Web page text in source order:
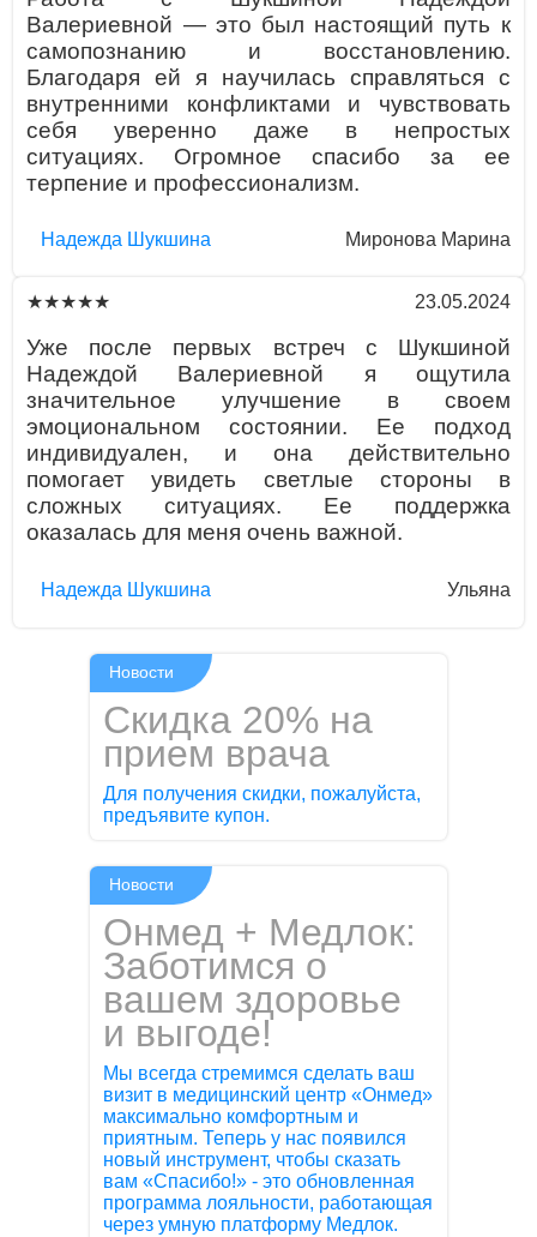
Валериевной — это был настоящий путь к
самопознанию и восстановлению.
Благодаря ей я научилась справляться с
внутренними конфликтами и чувствовать
себя уверенно даже в непростых
ситуациях. Огромное спасибо за ее
терпение и профессионализм.
Надежда Шукшина Миронова Марина
★★★★★ 23.05.2024
Уже после первых встреч с Шукшиной
Надеждой Валериевной я ощутила
значительное улучшение в своем
эмоциональном состоянии. Ее подход
индивидуален, и она действительно
помогает увидеть светлые стороны в
сложных ситуациях. Ее поддержка
оказалась для меня очень важной.
Надежда Шукшина Ульяна
Скидка 20% на
прием врача
Для получения скидки, пожалуйста,
предъявите купон.
Новости
Онмед + Медлок:
Заботимся о
вашем здоровье
и выгоде!
Мы всегда стремимся сделать ваш
визит в медицинский центр «Онмед»
максимально комфортным и
приятным. Теперь у нас появился
новый инструмент, чтобы сказать
вам «Спасибо!» - это обновленная
программа лояльности, работающая
через умную платформу Медлок.
Новости